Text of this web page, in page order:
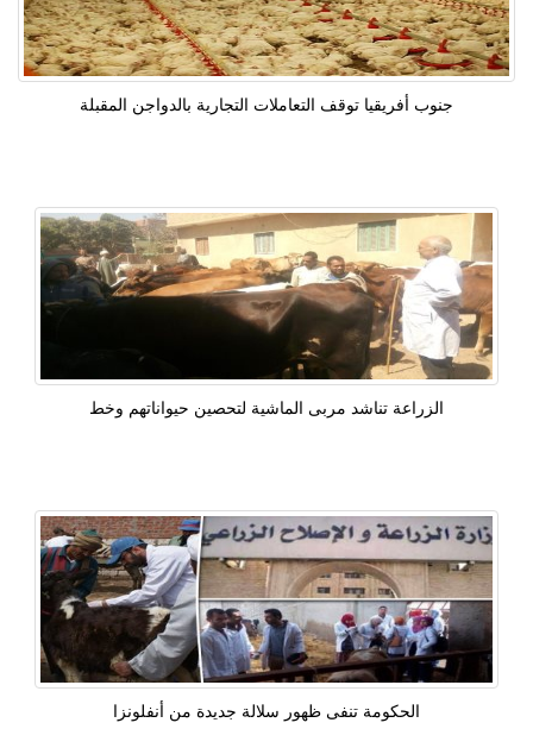
جنوب أفريقيا توقف التعاملات التجارية بالدواجن المقبلة
الزراعة تناشد مربى الماشية لتحصين حيواناتهم وخط
الحكومة تنفى ظهور سلالة جديدة من أنفلونزا